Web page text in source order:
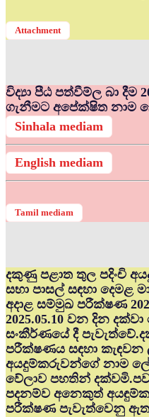
Attachment
විද්‍යා පීඨ පත්වීම්ල බා දීම
ගැනීමට අපේක්ෂිත නාම
Sinhala mediam
English mediam
Tamil mediam
දකුණු පළාත තුල පදිංචි
සභා පාසල් සඳහා දෙමළ
අදාළ සම්මුඛ පරීක්ෂණ
2025.05.10 වන දින දක්වා
සංකීර්ණයේ දී
පරීක්ෂණය සඳහා කැඳවන
අයදුම්කරුවන්ගේ නාම
වේලාව පහතින්
පදනම්ව අනෙකුත්
පරීක්ෂණ පැවැත්වෙනු